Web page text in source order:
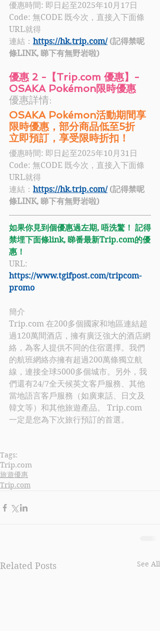
優惠時間: 即日起至2025年10月17日
Code: 無CODE 既今次，直接入下面條
URL就得
連結： https://hk.trip.com/ (記得禁呢
條LINK, 睇下有無野岩啦)
優惠 2 -【Trip.com 優惠】-
OSAKA Pokémon限時優惠
優惠詳情:
OSAKA Pokémon活動期間享
限時優惠，部分商品低至5折
立即預訂，享受限時折扣！
優惠時間: 即日起至2025年10月31日
Code: 無CODE 既今次，直接入下面條
URL就得
連結： https://hk.trip.com/ (記得禁呢
條LINK, 睇下有無野岩啦)
如果你見到個優惠過左期, 唔洗驚！ 記得
禁埋下面條link, 睇番最新Trip.com的優
惠！
URL:
https://www.tgifpost.com/tripcom-
promo
簡介
Trip.com 在200多個國家和地區連結超
過120萬間酒店，擁有廣泛強大的酒店網
絡，為客人提供不同的住宿選擇。我們
的航班網絡亦擁有超過200萬條獨立航
線，連接全球5000多個城市。另外，我
們還有24/7全天候英文客戶服務、其他
當地語言客戶服務（如廣東話、日文及
韓文等）和其他旅遊產品。
Trip.com
一定是您為下次旅行預訂的首選。
Tags:
Trip.com
旅遊優惠
Trip.com
Related Posts See All